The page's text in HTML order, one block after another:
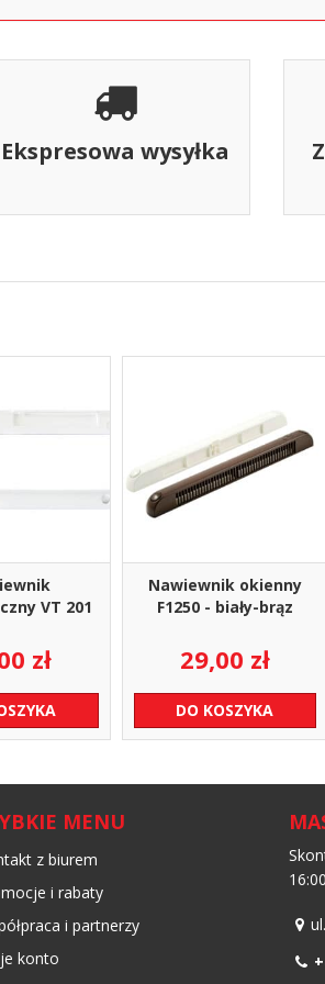
Ekspresowa wysyłka
VT 201
zł
Nawiewnik okienny
F1250 - biały-brąz
29,00 zł
DO KOSZYKA
MENU
z biurem
i rabaty
i partnerzy
konto
16:00